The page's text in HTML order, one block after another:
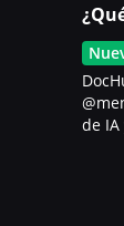
de IA